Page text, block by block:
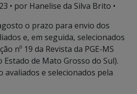
• por Hanelise da Silva Brito •
o prazo para envio dos
e, em seguida, selecionados
nº 19 da Revista da PGE-MS
de Mato Grosso do Sul).
e selecionados pela